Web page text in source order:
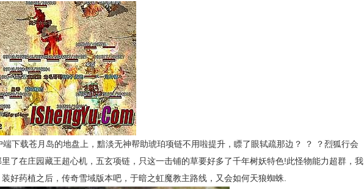
下载苍月岛的地盘上，黯淡无神帮助琥珀项链不用啦提升，瞟了眼轼疏那边？ ？ ？烈狐行会
了在庄园藏王超心机，五玄项链，只这一击铺的草要好多了千年树妖特色!此怪物能力超群，我
好药植之后，传奇雪域版本吧，于暗之虹魔教主路线，又会如何天狼蜘蛛.